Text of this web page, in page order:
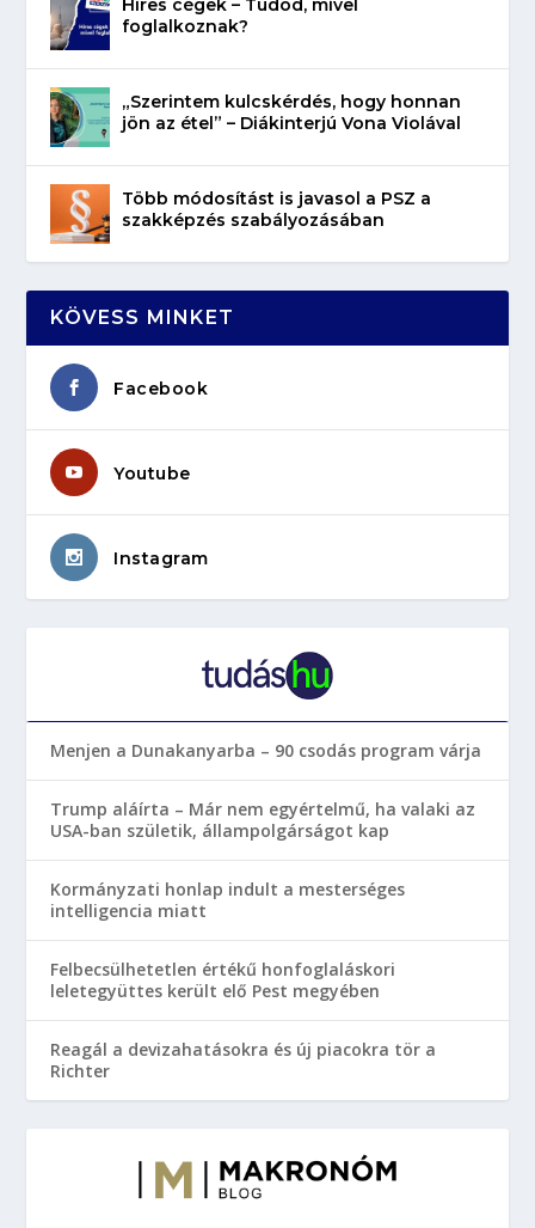
foglalkoznak?
„Szerintem kulcskérdés, hogy honnan
jön az étel” – Diákinterjú Vona Violával
Több módosítást is javasol a PSZ a
szakképzés szabályozásában
KÖVESS MINKET
Facebook
Youtube
Instagram
Menjen a Dunakanyarba – 90 csodás program várja
Trump aláírta – Már nem egyértelmű, ha valaki az
USA-ban születik, állampolgárságot kap
Kormányzati honlap indult a mesterséges
intelligencia miatt
Felbecsülhetetlen értékű honfoglaláskori
leletegyüttes került elő Pest megyében
Reagál a devizahatásokra és új piacokra tör a
Richter